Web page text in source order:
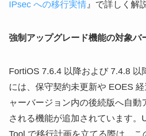
IPsec への移行実情』で詳しく解
強制アップグレード機能の対象バ
FortiOS 7.6.4 以降および 7.4.8 以
には、保守契約未更新や EOES
ャーバージョン内の後続版へ自動
される機能が追加されています。
Tool で移行計画を立てる際は、こ